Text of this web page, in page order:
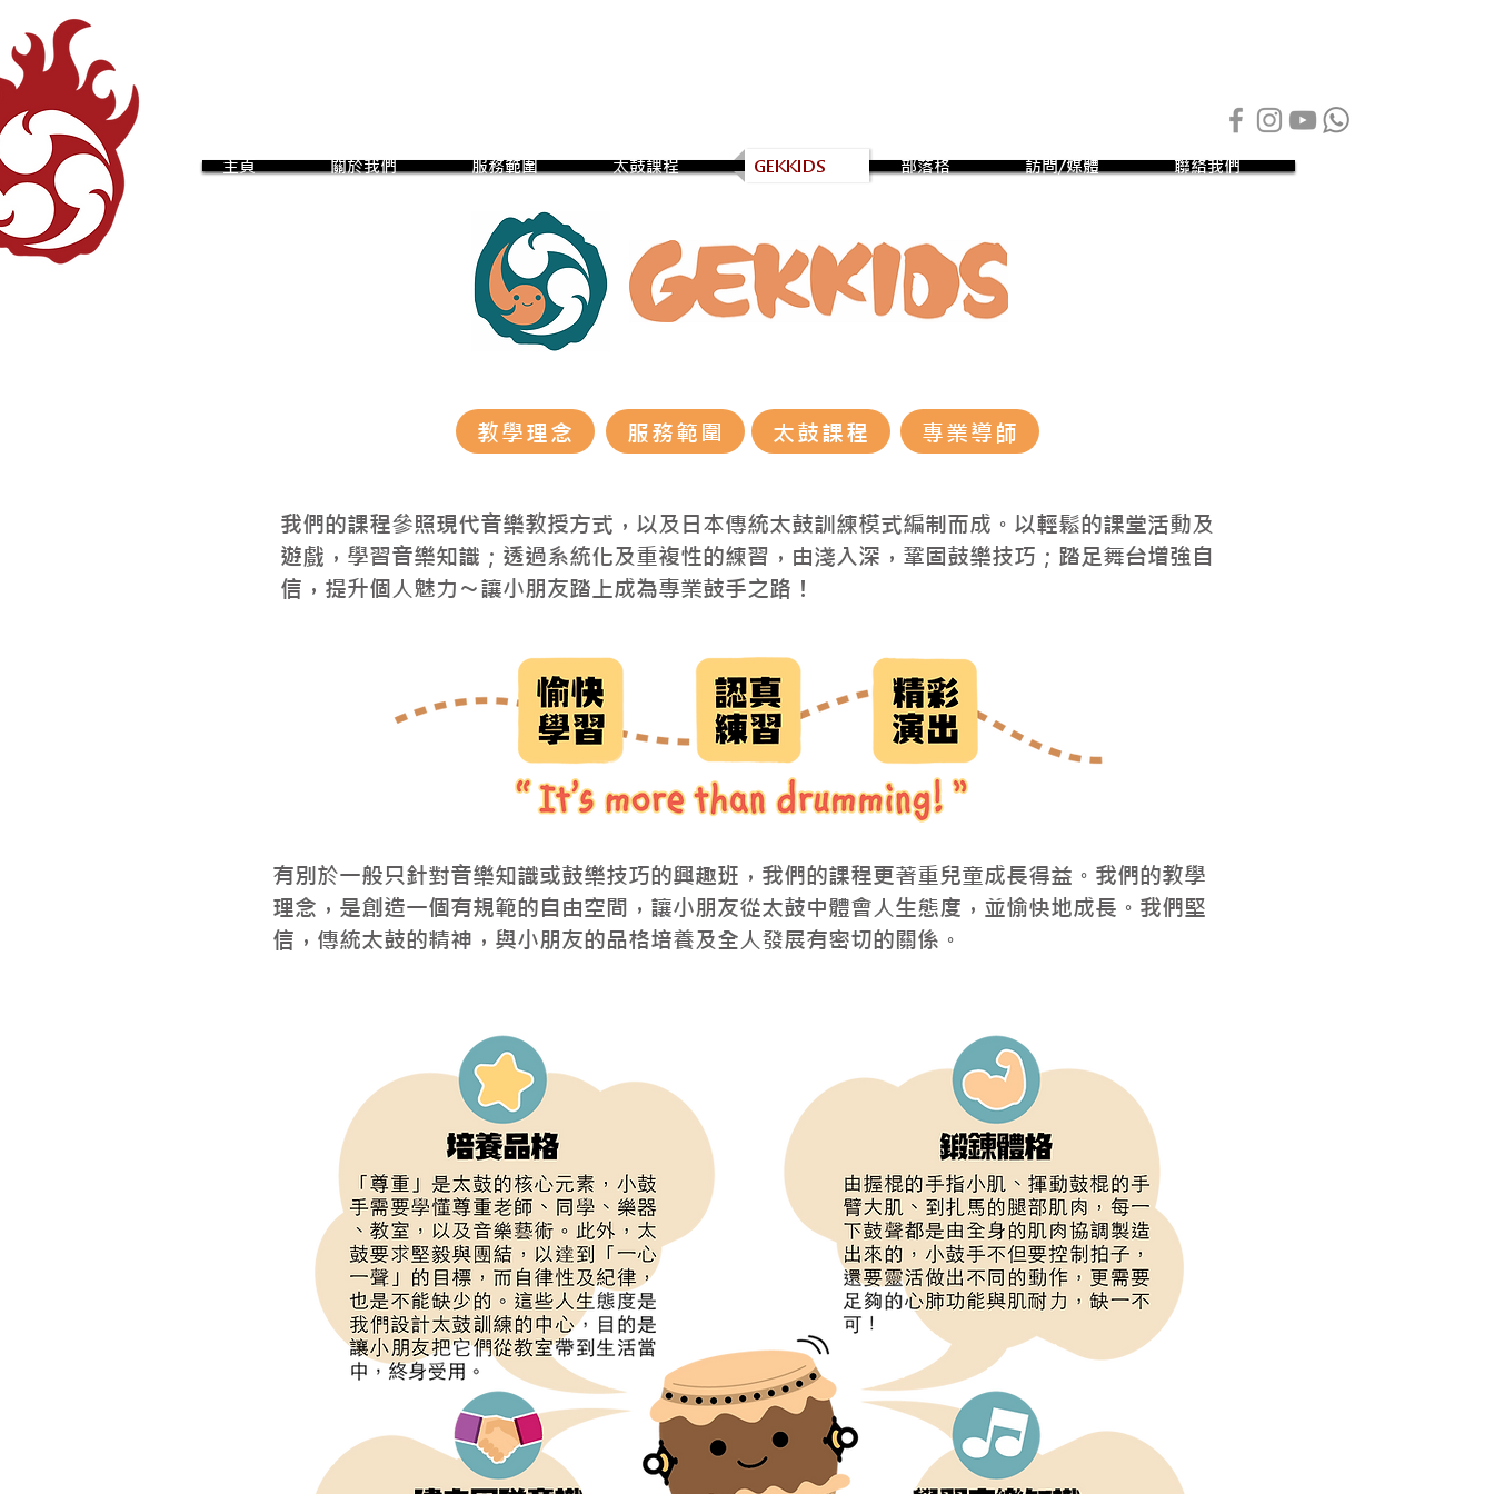
主頁 關於我們 服務範圍 太鼓課程 GEKKIDS 部落格 訪問/媒體 聯絡我們
教學理念 服務範圍 太鼓課程 專業導師
我們的課程參照現代音樂教授方式，以及日本傳統太鼓訓練模式編制而成。以輕鬆的課堂活動及
遊戲，學習音樂知識；透過系統化及重複性的練習，由淺入深，鞏固鼓樂技巧；踏足舞台增強自
信，提升個人魅力〜讓小朋友踏上成為專業鼓手之路！
有別於一般只針對音樂知識或鼓樂技巧的興趣班，我們的課程更著重兒童成長得益。我們的教學
理念，是創造一個有規範的自由空間，讓小朋友從太鼓中體會人生態度，並愉快地成長。我們堅
信，傳統太鼓的精神，與小朋友的品格培養及全人發展有密切的關係。